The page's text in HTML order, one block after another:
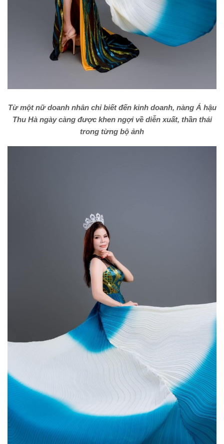
Từ một nữ doanh nhân chỉ biết đến kinh doanh, nàng Á hậu
Thu Hà ngày càng được khen ngợi về diễn xuất, thần thái
trong từng bộ ảnh